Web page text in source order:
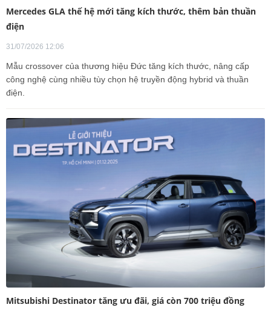
Mercedes GLA thế hệ mới tăng kích thước, thêm bản thuần
điện
31/07/2026 12:06
Mẫu crossover của thương hiệu Đức tăng kích thước, nâng cấp
công nghệ cùng nhiều tùy chọn hệ truyền động hybrid và thuần
điện.
Mitsubishi Destinator tăng ưu đãi, giá còn 700 triệu đồng